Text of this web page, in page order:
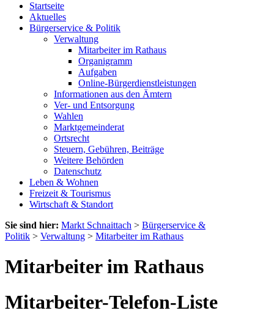
Startseite
Aktuelles
Bürgerservice & Politik
Verwaltung
Mitarbeiter im Rathaus
Organigramm
Aufgaben
Online-Bürgerdienstleistungen
Informationen aus den Ämtern
Ver- und Entsorgung
Wahlen
Marktgemeinderat
Ortsrecht
Steuern, Gebühren, Beiträge
Weitere Behörden
Datenschutz
Leben & Wohnen
Freizeit & Tourismus
Wirtschaft & Standort
Sie sind hier: Markt Schnaittach > Bürgerservice &
Politik > Verwaltung > Mitarbeiter im Rathaus
Mitarbeiter im Rathaus
Mitarbeiter-Telefon-Liste